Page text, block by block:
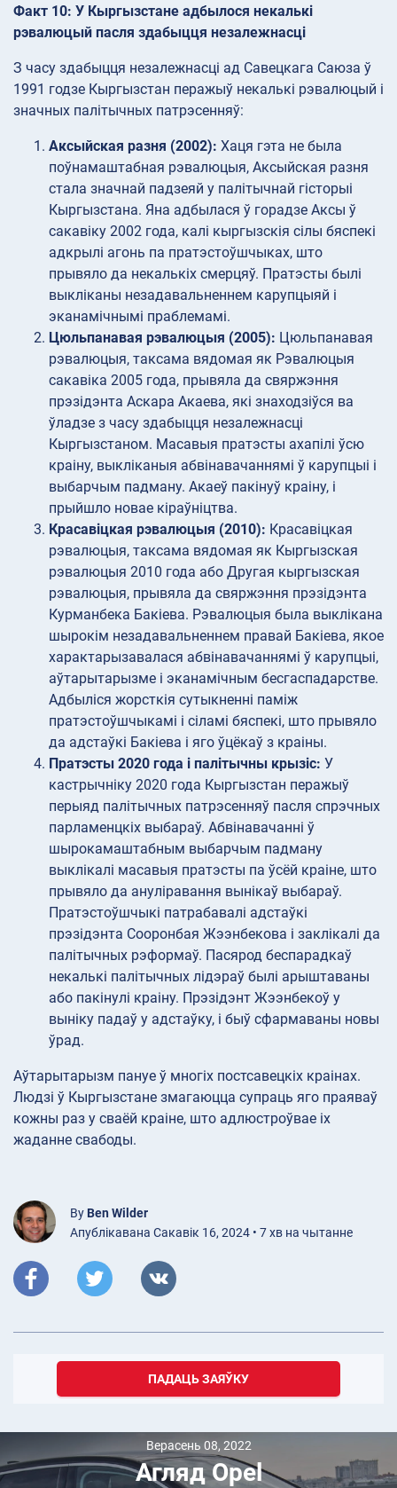
Факт 10: У Кыргызстане адбылося некалькі
рэвалюцый пасля здабыцця незалежнасці
З часу здабыцця незалежнасці ад Савецкага Саюза ў
1991 годзе Кыргызстан перажыў некалькі рэвалюцый і
значных палітычных патрэсенняў:
Аксыйская разня (2002): Хаця гэта не была
поўнамаштабная рэвалюцыя, Аксыйская разня
стала значнай падзеяй у палітычнай гісторыі
Кыргызстана. Яна адбылася ў горадзе Аксы ў
сакавіку 2002 года, калі кыргызскія сілы бяспекі
адкрылі агонь па пратэстоўшчыках, што
прывяло да некалькіх смерцяў. Пратэсты былі
выкліканы незадавальненнем карупцыяй і
эканамічнымі праблемамі.
Цюльпанавая рэвалюцыя (2005): Цюльпанавая
рэвалюцыя, таксама вядомая як Рэвалюцыя
сакавіка 2005 года, прывяла да свяржэння
прэзідэнта Аскара Акаева, які знаходзіўся ва
ўладзе з часу здабыцця незалежнасці
Кыргызстаном. Масавыя пратэсты ахапілі ўсю
краіну, выкліканыя абвінавачаннямі ў карупцыі і
выбарчым падману. Акаеў пакінуў краіну, і
прыйшло новае кіраўніцтва.
Красавіцкая рэвалюцыя (2010): Красавіцкая
рэвалюцыя, таксама вядомая як Кыргызская
рэвалюцыя 2010 года або Другая кыргызская
рэвалюцыя, прывяла да свяржэння прэзідэнта
Курманбека Бакіева. Рэвалюцыя была выклікана
шырокім незадавальненнем правай Бакіева, якое
характарызавалася абвінавачаннямі ў карупцыі,
аўтарытарызме і эканамічным бесгаспадарстве.
Адбыліся жорсткія сутыкненні паміж
пратэстоўшчыкамі і сіламі бяспекі, што прывяло
да адстаўкі Бакіева і яго ўцёкаў з краіны.
Пратэсты 2020 года і палітычны крызіс: У
кастрычніку 2020 года Кыргызстан перажыў
перыяд палітычных патрэсенняў пасля спрэчных
парламенцкіх выбараў. Абвінавачанні ў
шырокамаштабным выбарчым падману
выклікалі масавыя пратэсты па ўсёй краіне, што
прывяло да ануліравання вынікаў выбараў.
Пратэстоўшчыкі патрабавалі адстаўкі
прэзідэнта Сооронбая Жээнбекова і заклікалі да
палітычных рэформаў. Пасярод беспарадкаў
некалькі палітычных лідэраў былі арыштаваны
або пакінулі краіну. Прэзідэнт Жээнбекоў у
выніку падаў у адстаўку, і быў сфармаваны новы
ўрад.
Аўтарытарызм пануе ў многіх постсавецкіх краінах.
Людзі ў Кыргызстане змагаюцца супраць яго праяваў
кожны раз у сваёй краіне, што адлюстроўвае іх
жаданне свабоды.
By Ben Wilder
Апублікавана Сакавік 16, 2024 • 7 хв на чытанне
ПАДАЦЬ ЗАЯЎКУ
Верасень 08, 2022
Агляд Opel